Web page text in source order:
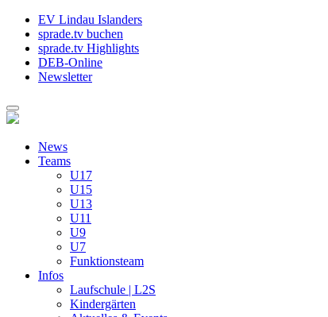
EV Lindau Islanders
sprade.tv buchen
sprade.tv Highlights
DEB-Online
Newsletter
News
Teams
U17
U15
U13
U11
U9
U7
Funktionsteam
Infos
Laufschule | L2S
Kindergärten